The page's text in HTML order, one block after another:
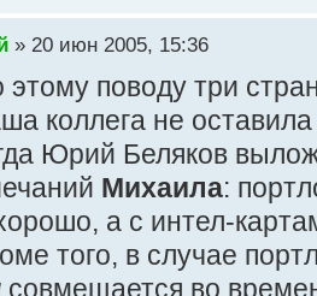
» 20 июн 2005, 15:36
поводу три
коллега не
Юрий Беляков
Михаила:
а с интел-
того, в случае
совмещается во